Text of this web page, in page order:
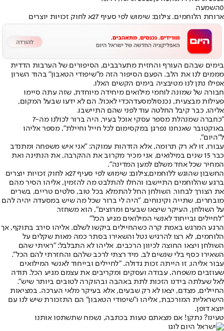
0השמעה
ארוחת הלוחמים. צילום: שימוש לפי סעיף 27א לחוק זכויות יוצרים
בימים שבהם העורף והחזית מתערבבים, הסיפורים של הערבות הדדית
מממים לנו את הלב. הפעם הסיפור הזה מ"שיפודי הטאבון" בהוד השרון
אפילו נתן לנו מטיבציה בימים הקשים האלו.
חבורה של שמונה לוחמי מילואים מיחידה מיוחדת, שזה עתה סיימו
פעילות מבצעית, נכנסולמסעדהכדי לאכול. הם לא ידעו שבעל המקום,
אליהו, כבר קיבל החלטה עוד לפני שהם התיישבו.
"כחברה שמנהלת מספר עסקי אוכל בעיר, היה ברור לכולנו מה-7
באוקטובר שאנחנו נפרגן במקסימום לכל חייל וחיילת", מספר אליהו
ל"היום".
עבורו, זו לא רק תרומה, אלא הזדהות עמוקה: "אני איש משפחה ומתנדב
כבר 15 שנים במילואים. אני מכיר מקרוב את ההקרבה, את הנתינה ואת
המחיר שכל אחד משלם למען המדינה".
החשבון שהוגש ללוחמים,צילום: שימוש לפי סעיף 27א לחוק זכויות יוצרים
ברגע שהלוחמים התיישבו והחלו להתלבט מה להזמין, אליהו הסיר מהם
את הצורך לבחור. השולחן החל להתמלא בכל טוב, סלטים טריים, בשרים
מובחרים, שתייה וקינוחים. "היה לי ברור שכל מה שיש במסעדה יהיה להם
על השולחן, העיקר שיצאו שבעים ומרוצים", הוא משחזר.
"לחיילים ובייחוד לאנשי המילואים מגיע הכל"
הרגע המרגש באמת קרה כשהחיילים ביקשו לשלם. אליהו סירב בתוקף, אך
הלוחמים, לא רצו להרגיש נטל והשאירו בסתר כמה מאות שקלים על
השולחן ויצאו החוצה לכיוון הרכבים. אליהו לא התבלבל: "ראיתי שהם
השאירו כסף בלי שנשים לב. מיד רצתי לרכב שלהם והחזרתי להם הכל".
עבור אליהו, זו הייתה זכות גדולה. "לחיילים ובייחוד לאנשי המילואים
שעוזבים משפחה, עבודה ועסקים ומקריבים את עצמם מגיע הכל. תודה
לאל שעלתה בידנו הזכות לתת באהבה ובהוקרה לטובים ביותר שיש".
החיילים, מצדם, יצאו לא רק שבעים, אלא בעיקר מלאי הערכה. במציאות
הישראלית המורכבת, אליהו ו"שיפודי הטאבון" הם התזכורת שיש לנו עם
יוצא דופן.
טעינו? נתקן! אם מצאתם טעות בכתבה, נשמח שתשתפו אותנו